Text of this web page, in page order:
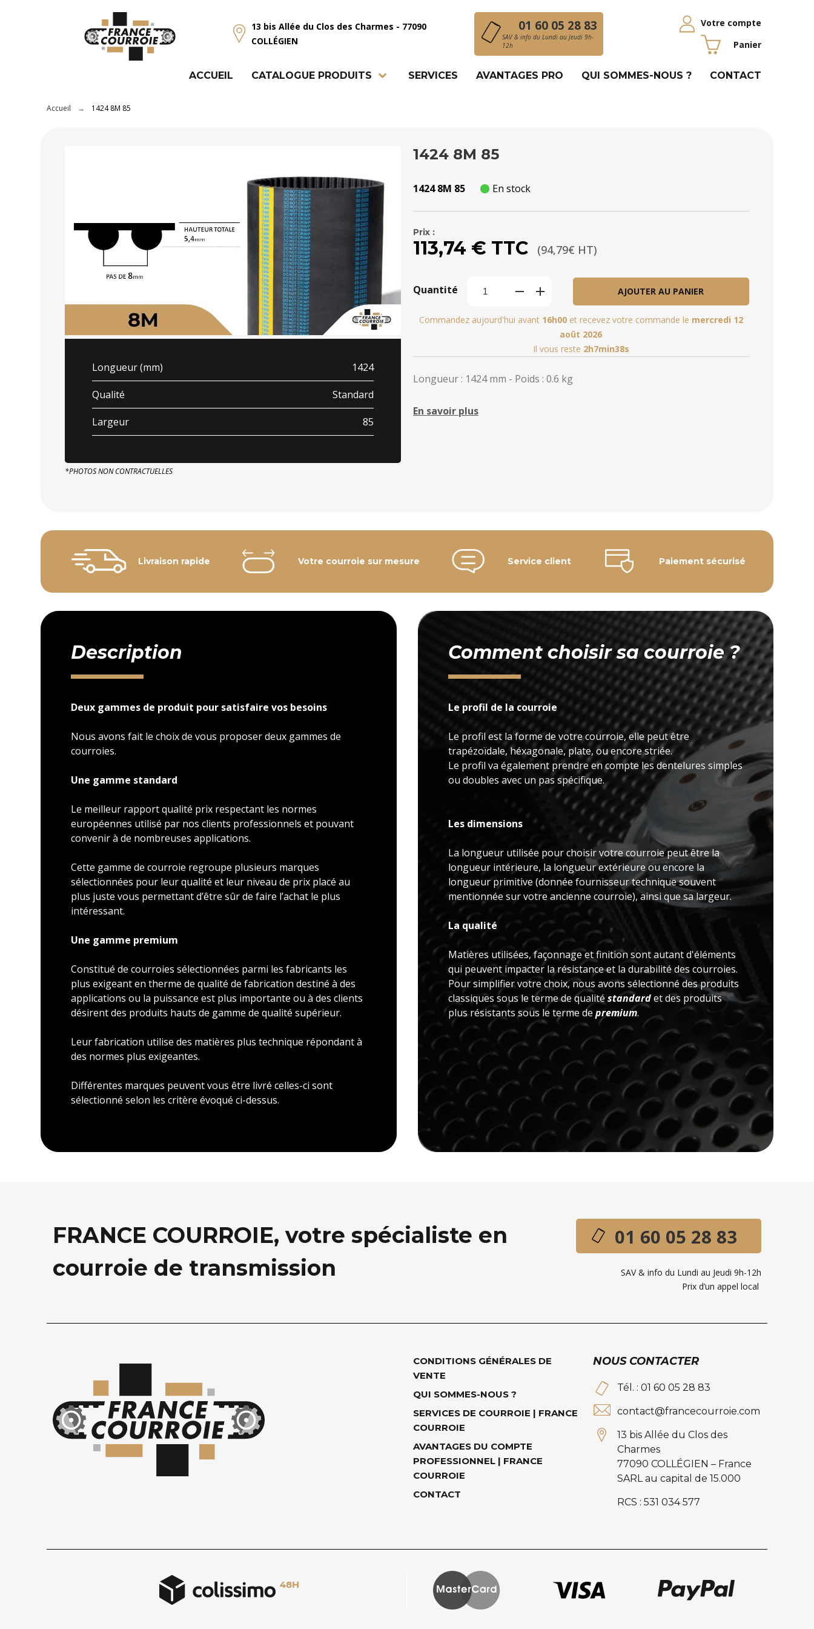
13 bis Allée du Clos des Charmes - 77090
COLLÉGIEN
01 60 05 28 83
SAV & info du Lundi au Jeudi 9h-
12h
Votre compte
Panier
ACCUEIL CATALOGUE PRODUITS SERVICES AVANTAGES PRO QUI SOMMES-NOUS ? CONTACT
Accueil 1424 8M 85
Longueur (mm) 1424
Qualité Standard
Largeur 85
*PHOTOS NON CONTRACTUELLES
1424 8M 85
1424 8M 85 En stock
Prix :
113,74 € TTC (94,79€ HT)
Quantité AJOUTER AU PANIER
Commandez aujourd'hui avant 16h00et recevez votre commande le mercredi 12
août 2026
Il vous reste 2h7min37s
Longueur : 1424 mm - Poids : 0.6 kg
En savoir plus
Livraison rapide Votre courroie sur mesure Service client Paiement sécurisé
Description
Deux gammes de produit pour satisfaire vos besoins
Nous avons fait le choix de vous proposer deux gammes de
courroies.
Une gamme standard
Le meilleur rapport qualité prix respectant les normes
européennes utilisé par nos clients professionnels et pouvant
convenir à de nombreuses applications.
Cette gamme de courroie regroupe plusieurs marques
sélectionnées pour leur qualité et leur niveau de prix placé au
plus juste vous permettant d’être sûr de faire l’achat le plus
intéressant.
Une gamme premium
Constitué de courroies sélectionnées parmi les fabricants les
plus exigeant en therme de qualité de fabrication destiné à des
applications ou la puissance est plus importante ou à des clients
désirent des produits hauts de gamme de qualité supérieur.
Leur fabrication utilise des matières plus technique répondant à
des normes plus exigeantes.
Différentes marques peuvent vous être livré celles-ci sont
sélectionné selon les critère évoqué ci-dessus.
Comment choisir sa courroie ?
Le profil de la courroie
Le profil est la forme de votre courroie, elle peut être
trapézoïdale, héxagonale, plate, ou encore striée.
Le profil va également prendre en compte les dentelures simples
ou doubles avec un pas spécifique.
Les dimensions
La longueur utilisée pour choisir votre courroie peut être la
longueur intérieure, la longueur extérieure ou encore la
longueur primitive (donnée fournisseur technique souvent
mentionnée sur votre ancienne courroie), ainsi que sa largeur.
La qualité
Matières utilisées, façonnage et finition sont autant d'éléments
qui peuvent impacter la résistance et la durabilité des courroies.
Pour simplifier votre choix, nous avons sélectionné des produits
classiques sous le terme de qualité standardet des produits
plus résistants sous le terme de premium.
FRANCE COURROIE, votre spécialiste en
courroie de transmission
01 60 05 28 83
SAV & info du Lundi au Jeudi 9h-12h
Prix d’un appel local
CONDITIONS GÉNÉRALES DE
VENTE
QUI SOMMES-NOUS ?
SERVICES DE COURROIE | FRANCE
COURROIE
AVANTAGES DU COMPTE
PROFESSIONNEL | FRANCE
COURROIE
CONTACT
NOUS CONTACTER
Tél. : 01 60 05 28 83
contact@francecourroie.com
13 bis Allée du Clos des
Charmes
77090 COLLÉGIEN – France
SARL au capital de 15.000
RCS : 531 034 577